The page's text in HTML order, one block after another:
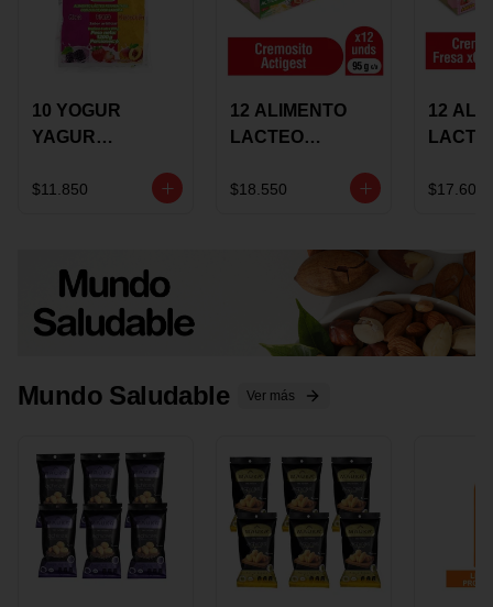
10 YOGUR
YAGUR
150ML SURTIDO
$11.850
12 ALIMENTO
LACTEO
ALQUERIA
$18.550
12
$17.600
Mundo Saludable Ver más